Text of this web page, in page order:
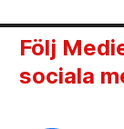
Följ
sociala